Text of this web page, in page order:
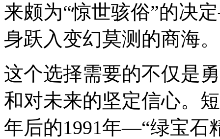
来颇为“惊世骇俗”的决
身跃入变幻莫测的商海。
这个选择需要的不仅是
和对未来的坚定信心。
年后的1991年—“绿宝石